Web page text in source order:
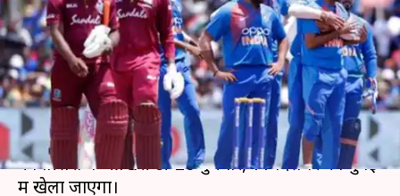
सकते हैं बदलाव, ड्रीम 11
लेखन मोहम्मद वाहिद Dec 10, 2019 05:54 pm
क्या है खबर?
भारत और वेस्टइंडीज़ के बीच तीन मैचों की टी-20 सीरीज़
का तीसरा व आखिरी टी-20 बुधवार, 11 दिसंबर को मुंबई
में खेला जाएगा।